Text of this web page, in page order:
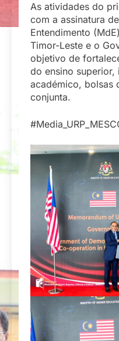
As atividades do
com a assinatura
Entendimento
Timor-Leste e o
objetivo de
do ensino
académico, bolsas
conjunta.